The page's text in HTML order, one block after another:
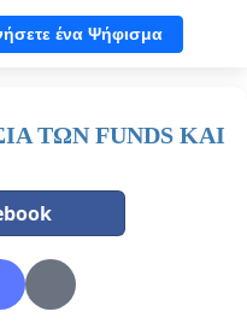
ένα Ψήφισμα
ΤΩΝ FUNDS ΚΑΙ